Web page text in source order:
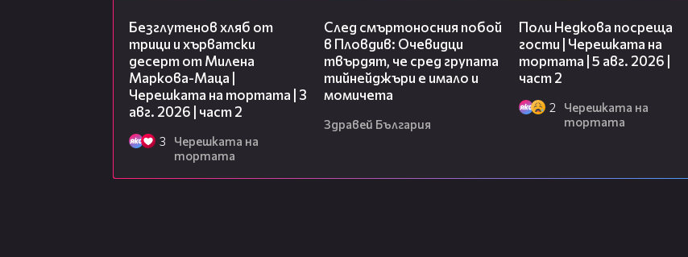
Безглутенов хляб от
трици и хърватски
десерт от Милена
Маркова-Маца |
Черешката на тортата | 3
авг. 2026 | част 2
3
Черешката на
тортата
След смъртоносния побой
в Пловдив: Очевидци
твърдят, че сред групата
тийнейджъри е имало и
момичета
Здравей България
Поли Недкова посреща
гости | Черешката на
тортата | 5 авг. 2026 |
част 2
2
Черешката на
тортата